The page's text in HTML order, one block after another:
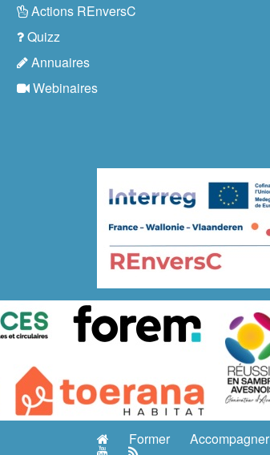
Actions REnversC
Quizz
Annuaires
Webinaires
Former Accompagner